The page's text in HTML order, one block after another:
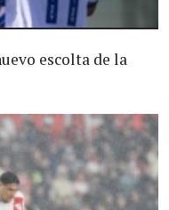
escolta de la